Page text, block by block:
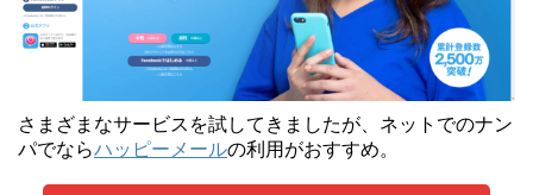
さまざまなサービスを試してきましたが、ネットでのナン
パでならハッピーメールの利用がおすすめ。